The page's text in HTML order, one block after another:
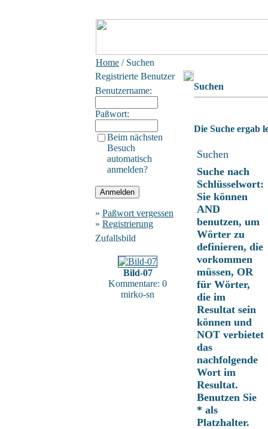
Home / Suchen
Registrierte Benutzer
Benutzername:
Paßwort:
Beim nächsten
Besuch
automatisch
anmelden?
» Paßwort vergessen
» Registrierung
Zufallsbild
Bild-07
Kommentare: 0
mirko-sn
Suchen
Die Suche ergab
Suchen
Suche nach
Schlüsselwort:
Sie können
AND
benutzen, um
Wörter zu
definieren, die
vorkommen
müssen, OR
für Wörter,
die im
Resultat sein
können und
NOT verbietet
das
nachfolgende
Wort im
Resultat.
Benutzen Sie
* als
Platzhalter.